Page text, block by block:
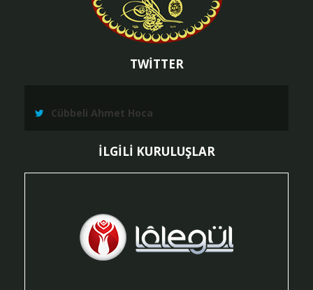
TWİTTER
Cübbeli Ahmet Hoca
İLGİLİ KURULUŞLAR